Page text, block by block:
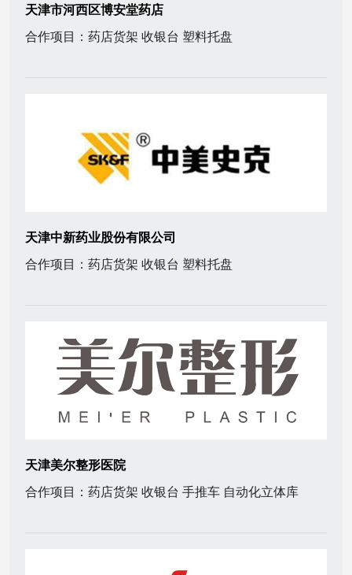
天津市河西区博安堂药店
合作项目：药店货架 收银台 塑料托盘
天津中新药业股份有限公司
合作项目：药店货架 收银台 塑料托盘
天津美尔整形医院
合作项目：药店货架 收银台 手推车 自动化立体库